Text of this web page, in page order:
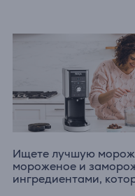
Ищете лучшую
мороженое и
ингредиентами,